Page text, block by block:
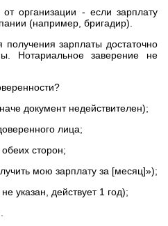
- если зарплату
(например, бригадир).
зарплаты достаточно
Нотариальное заверение не
документ недействителен);
лица;
сторон;
мою зарплату за [месяц]»);
действует 1 год);